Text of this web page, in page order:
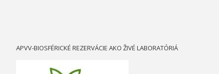
APVV-BIOSFÉRICKÉ REZERVÁCIE AKO ŽIVÉ LABORATÓRIÁ